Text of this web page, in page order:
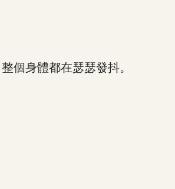
身體都在瑟瑟發抖。